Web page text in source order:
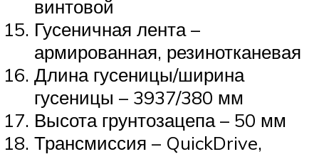
винтовой
Гусеничная лента –
армированная, резинотканевая
Длина гусеницы/ширина
гусеницы – 3937/380 мм
Высота грунтозацепа – 50 мм
Трансмиссия – QuickDrive,